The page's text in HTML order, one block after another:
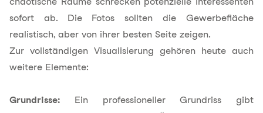
sofort ab. Die Fotos sollten die Gewerbefläche
realistisch, aber von ihrer besten Seite zeigen.
Zur vollständigen Visualisierung gehören heute auch
weitere Elemente:
Grundrisse: Ein professioneller Grundriss gibt